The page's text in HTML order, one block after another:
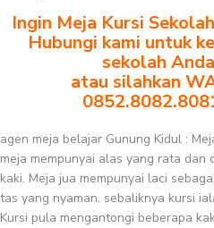
Ingin Meja Kursi
Hubungi kami untuk
sekolah
atau silahkan
agen meja belajar Gunung Kidul :
meja mempunyai alas yang rata dan
kaki. Meja jua mempunyai laci
tas yang nyaman. sebaliknya kursi
Kursi pula mengantongi beberapa